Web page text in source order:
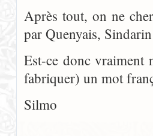
Après tout, on ne
par Quenyais,
Est-ce donc vraiment
fabriquer) un mot
Silmo